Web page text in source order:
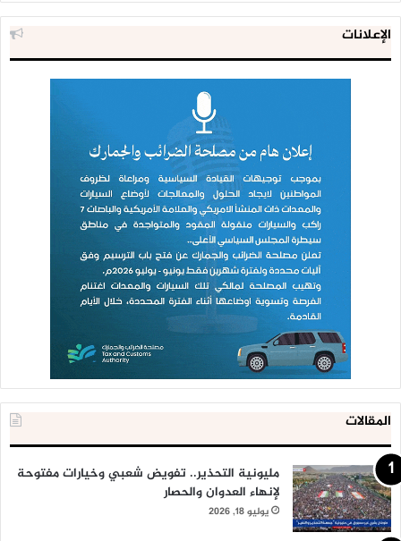
الإعلانات
المقالات
مليونية التحذير.. تفويض شعبي وخيارات مفتوحة
لإنهاء العدوان والحصار
يوليو 18, 2026